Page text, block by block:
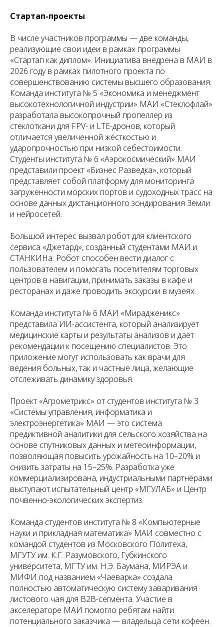
Стартап-проекты
В числе участников программы — две команды,
реализующие свои идеи в рамках программы
«Стартап как диплом». Инициатива внедрена в МАИ в
2026 году в рамках пилотного проекта по
совершенствованию системы высшего образования.
Команда института № 5 «Экономика и менеджмент
высокотехнологичной индустрии» МАИ «Стеклофлай»
разработала высокопрочный пропеллер из
стеклоткани для FPV- и LTE-дронов, который
отличается увеличенной жёсткостью и
ударопрочностью при низкой себестоимости.
Студенты института № 6 «Аэрокосмический» МАИ
представили проект «Бизнес Разведка», который
представляет собой платформу для мониторинга
загруженности морских портов и судоходных трасс на
основе данных дистанционного зондирования Земли
и нейросетей.
Большой интерес вызвал робот для клиентского
сервиса «Джетард», созданный студентами МАИ и
СТАНКИНа. Робот способен вести диалог с
пользователем и помогать посетителям торговых
центров в навигации, принимать заказы в кафе и
ресторанах и даже проводить экскурсии в музеях.
Команда института № 6 МАИ «Мирадженикс»
представила ИИ-ассистента, который анализирует
медицинские карты и результаты анализов и даёт
рекомендации к посещению специалистов. Это
приложение могут использовать как врачи для
ведения больных, так и частные лица, желающие
отслеживать динамику здоровья.
Проект «Агрометрикс» от студентов института № 3
«Системы управления, информатика и
электроэнергетика» МАИ — это система
предиктивной аналитики для сельского хозяйства на
основе спутниковых данных и метеоинформации,
позволяющая повысить урожайность на 10–20% и
снизить затраты на 15–25%. Разработка уже
коммерциализирована, индустриальными партнёрами
выступают испытательный центр «МГУЛАБ» и Центр
почвенно-экологических экспертиз.
Команда студентов института № 8 «Компьютерные
науки и прикладная математика» МАИ совместно с
командой студентов из Московского Политеха,
МГУТУ им. К.Г. Разумовского, Губкинского
университета, МГТУ им. Н.Э. Баумана, МИРЭА и
МИФИ под названием «Чаеварка» создала
полностью автоматическую систему заваривания
листового чая для B2B-сегмента. Участие в
акселераторе МАИ помогло ребятам найти
потенциального заказчика — владельца сети кофеен.